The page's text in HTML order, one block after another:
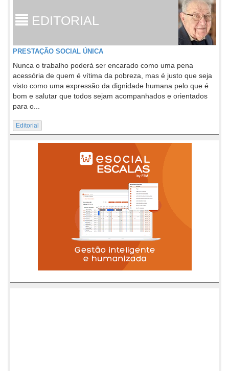
EDITORIAL
PRESTAÇÃO SOCIAL ÚNICA
Nunca o trabalho poderá ser encarado como uma pena
acessória de quem é vítima da pobreza, mas é justo que seja
visto como uma expressão da dignidade humana pelo que é
bom e salutar que todos sejam acompanhados e orientados
para o...
Editorial